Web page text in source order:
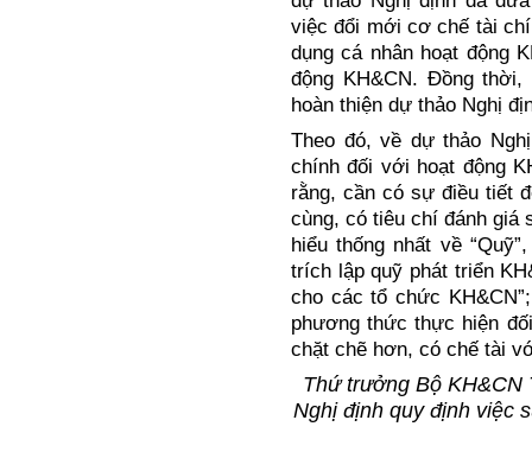
việc đổi mới cơ chế tài
dụng cá nhân hoạt động
động KH&CN. Đồng
hoàn thiện dự thảo Nghị
Theo đó, về dự thảo
chính đối với hoạt động
rằng, cần có sự điều tiết
cùng, có tiêu chí đánh
hiểu thống nhất về
trích lập quỹ phát triển
cho các tổ chức
phương thức thực hiện
chặt chẽ hơn, có chế tài
Thứ trưởng Bộ KH&CN
Nghị định quy định việc